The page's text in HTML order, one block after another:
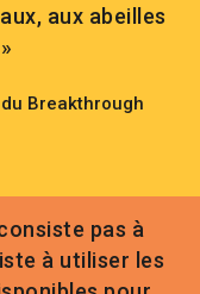
aux abeilles
Breakthrough
pas à
à utiliser les